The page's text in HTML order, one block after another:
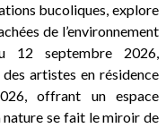
bucoliques, explore
de l’environnement
12 septembre 2026,
artistes en résidence
offrant un espace
se fait le miroir de